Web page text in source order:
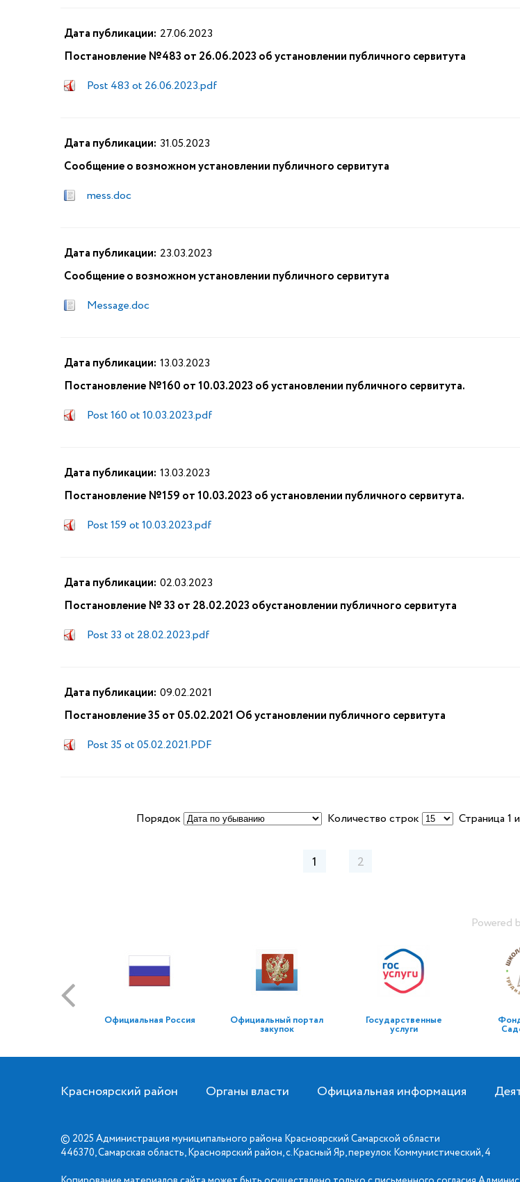
Дата публикации: 27.06.2023
Постановление №483 от 26.06.2023 об установлении публичного сервитута
Post 483 ot 26.06.2023.pdf
Дата публикации: 31.05.2023
Сообщение о возможном установлении публичного сервитута
mess.doc
Дата публикации: 23.03.2023
Сообщение о возможном установлении публичного сервитута
Message.doc
Дата публикации: 13.03.2023
Постановление №160 от 10.03.2023 об установлении публичного сервитута.
Post 160 ot 10.03.2023.pdf
Дата публикации: 13.03.2023
Постановление №159 от 10.03.2023 об установлении публичного сервитута.
Post 159 ot 10.03.2023.pdf
Дата публикации: 02.03.2023
Постановление № 33 от 28.02.2023 обустановлении публичного сервитута
Post 33 ot 28.02.2023.pdf
Дата публикации: 09.02.2021
Постановление 35 от 05.02.2021 Об установлении публичного сервитута
Post 35 ot 05.02.2021.PDF
Порядок Количество строк Страница 1
1 2
Powered
Официальная Россия Официальный портал
закупок
Государственные
услуги
Красноярский район Органы власти Официальная информация
© 2025 Администрация муниципального района Красноярский Самарской области
446370, Самарская область, Красноярский район, с.Красный Яр, переулок Коммунистический, 4